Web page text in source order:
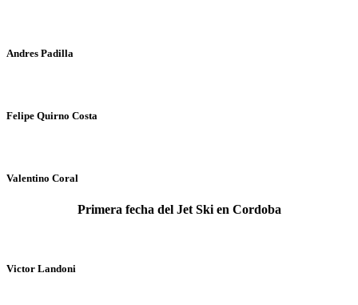
Andres Padilla
Felipe Quirno Costa
Valentino Coral
Primera fecha del Jet Ski en Cordoba
Victor Landoni